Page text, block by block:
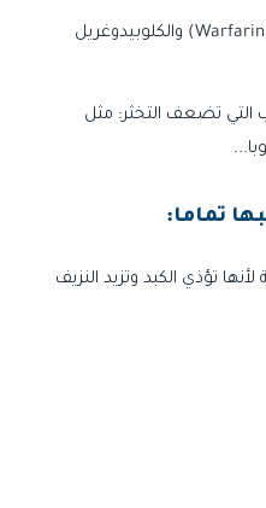
مميعات الدم مثل الوارفارين (Warfarin) والكلوبيدوغريل
التي تضعف التخثر: مثل
تؤذي الكبد وتزيد النزيف